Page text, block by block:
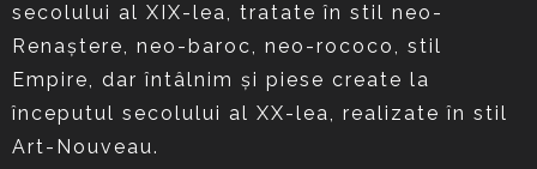
secolului al XIX-lea, tratate în stil neo-
Renaștere, neo-baroc, neo-rococo, stil
Empire, dar întâlnim și piese create la
începutul secolului al XX-lea, realizate în stil
Art-Nouveau.